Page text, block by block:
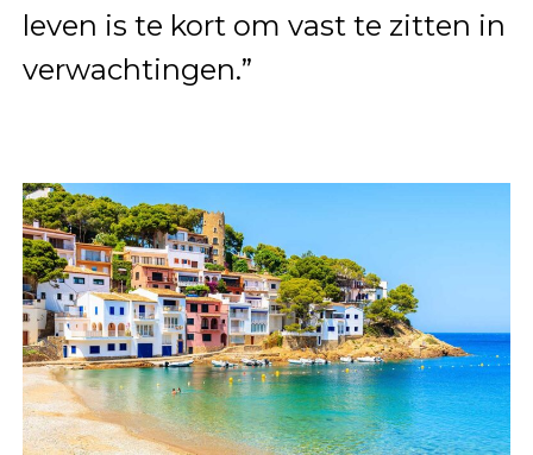
leven is te kort om vast te zitten in
verwachtingen.”